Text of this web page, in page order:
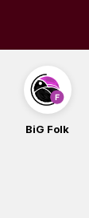
BiG Folk